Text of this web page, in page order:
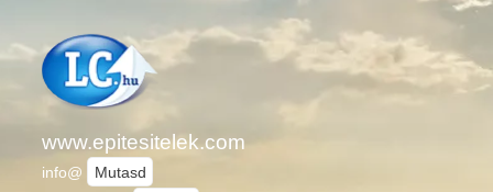
www.epitesitelek.com
info@
Mutasd